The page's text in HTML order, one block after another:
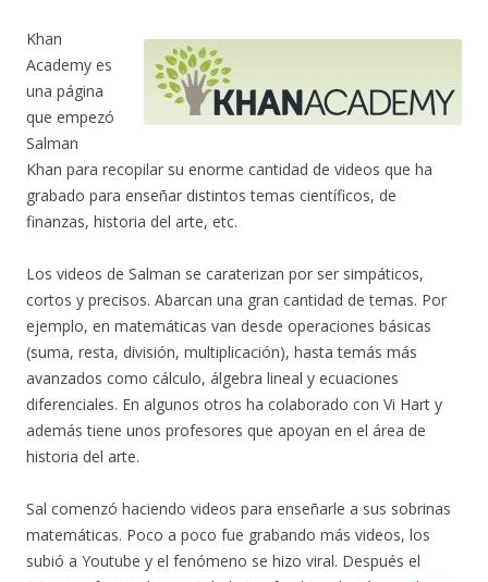
Khan
Academy es
una página
que empezó
Salman
Khan para recopilar su enorme cantidad de videos que ha
grabado para enseñar distintos temas científicos, de
finanzas, historia del arte, etc.
Los videos de Salman se caraterizan por ser simpáticos,
cortos y precisos. Abarcan una gran cantidad de temas. Por
ejemplo, en matemáticas van desde operaciones básicas
(suma, resta, división, multiplicación), hasta temás más
avanzados como cálculo, álgebra lineal y ecuaciones
diferenciales. En algunos otros ha colaborado con Vi Hart y
además tiene unos profesores que apoyan en el área de
historia del arte.
Sal comenzó haciendo videos para enseñarle a sus sobrinas
matemáticas. Poco a poco fue grabando más videos, los
subió a Youtube y el fenómeno se hizo viral. Después el